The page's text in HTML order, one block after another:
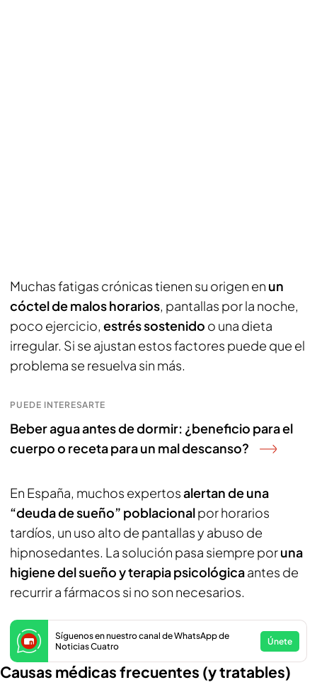
Muchas fatigas crónicas tienen su origen en un
cóctel de malos horarios, pantallas por la noche,
poco ejercicio, estrés sostenido o una dieta
irregular. Si se ajustan estos factores puede que el
problema se resuelva sin más.
PUEDE INTERESARTE
Beber agua antes de dormir: ¿beneficio para el
cuerpo o receta para un mal descanso?
En España, muchos expertosalertan de una
“deuda de sueño” poblacionalpor horarios
tardíos, un uso alto de pantallas y abuso de
hipnosedantes. La solución pasa siempre poruna
higiene del sueño y terapia psicológicaantes de
recurrir a fármacos si no son necesarios.
Síguenos en nuestro canal de WhatsApp de
Noticias Cuatro
Únete
Causas médicas frecuentes (y tratables)